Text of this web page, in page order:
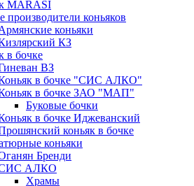
MARASI
производители коньяков
коньяки
КЗ
в бочке
ВЗ
в бочке "СИС АЛКО"
в бочке ЗАО "МАП"
Буковые бочки
в бочке Иджеванский
коньяк в бочке
коньяки
Бренди
АЛКО
Храмы